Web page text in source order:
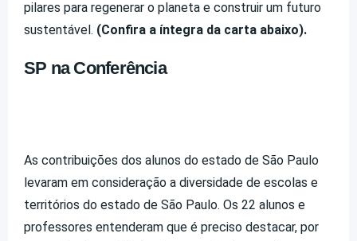
pilares para regenerar o planeta e construir um futuro
sustentável. (Confira a íntegra da carta abaixo).
SP na Conferência
As contribuições dos alunos do estado de São Paulo
levaram em consideração a diversidade de escolas e
territórios do estado de São Paulo. Os 22 alunos e
professores entenderam que é preciso destacar, por